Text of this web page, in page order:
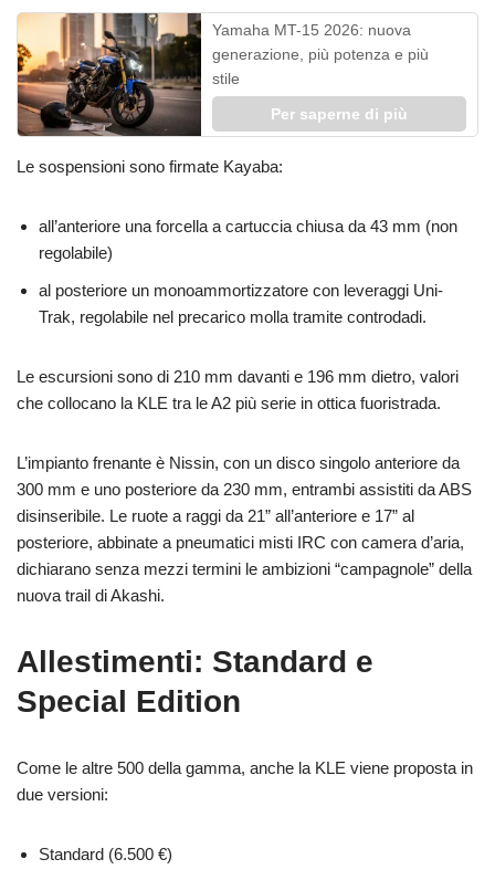
Yamaha MT-15 2026: nuova
generazione, più potenza e più
stile
Per saperne di più
Le sospensioni sono firmate Kayaba:
all’anteriore una forcella a cartuccia chiusa da 43 mm (non
regolabile)
al posteriore un monoammortizzatore con leveraggi Uni-
Trak, regolabile nel precarico molla tramite controdadi.
Le escursioni sono di 210 mm davanti e 196 mm dietro, valori
che collocano la KLE tra le A2 più serie in ottica fuoristrada.
L’impianto frenante è Nissin, con un disco singolo anteriore da
300 mm e uno posteriore da 230 mm, entrambi assistiti da ABS
disinseribile. Le ruote a raggi da 21” all’anteriore e 17” al
posteriore, abbinate a pneumatici misti IRC con camera d’aria,
dichiarano senza mezzi termini le ambizioni “campagnole” della
nuova trail di Akashi.
Allestimenti: Standard e
Special Edition
Come le altre 500 della gamma, anche la KLE viene proposta in
due versioni:
Standard (6.500 €)